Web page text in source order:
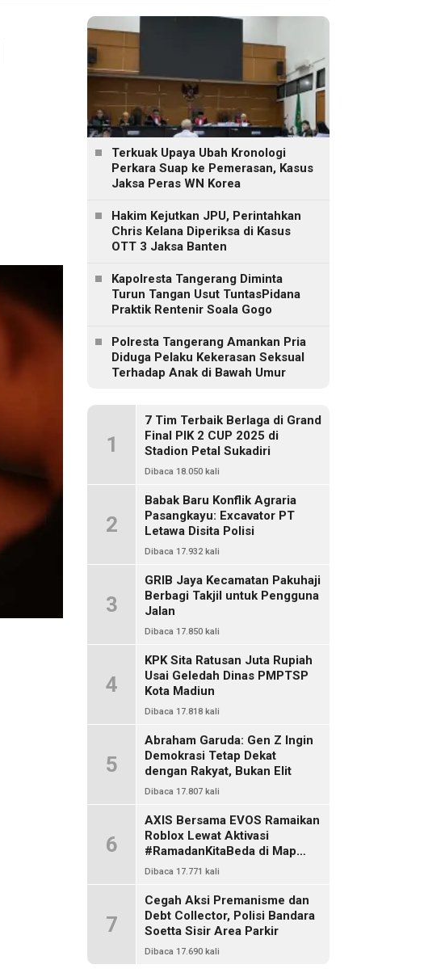
Terkuak Upaya Ubah Kronologi
Perkara Suap ke Pemerasan, Kasus
Jaksa Peras WN Korea
Hakim Kejutkan JPU, Perintahkan
Chris Kelana Diperiksa di Kasus
OTT 3 Jaksa Banten
Kapolresta Tangerang Diminta
Turun Tangan Usut TuntasPidana
Praktik Rentenir Soala Gogo
Polresta Tangerang Amankan Pria
Diduga Pelaku Kekerasan Seksual
Terhadap Anak di Bawah Umur
1
7 Tim Terbaik Berlaga di Grand
Final PIK 2 CUP 2025 di
Stadion Petal Sukadiri
Dibaca 18.050 kali
2
Babak Baru Konflik Agraria
Pasangkayu: Excavator PT
Letawa Disita Polisi
Dibaca 17.932 kali
3
GRIB Jaya Kecamatan Pakuhaji
Berbagi Takjil untuk Pengguna
Jalan
Dibaca 17.850 kali
4
KPK Sita Ratusan Juta Rupiah
Usai Geledah Dinas PMPTSP
Kota Madiun
Dibaca 17.818 kali
5
Abraham Garuda: Gen Z Ingin
Demokrasi Tetap Dekat
dengan Rakyat, Bukan Elit
Dibaca 17.807 kali
6
AXIS Bersama EVOS Ramaikan
Roblox Lewat Aktivasi
#RamadanKitaBeda di Map
Indo Chat
Dibaca 17.771 kali
7
Cegah Aksi Premanisme dan
Debt Collector, Polisi Bandara
Soetta Sisir Area Parkir
Dibaca 17.690 kali